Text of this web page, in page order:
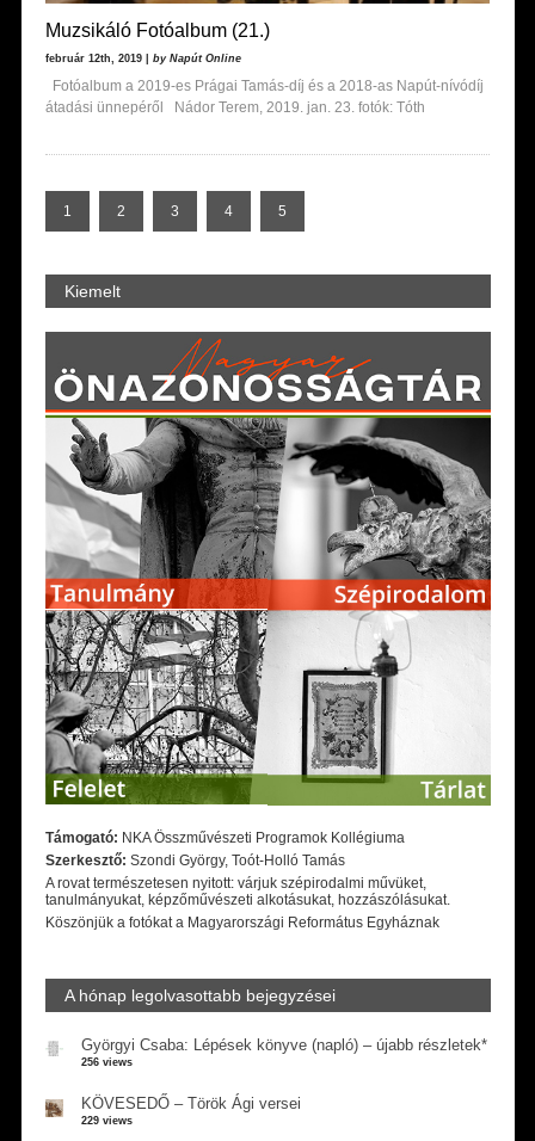
Muzsikáló Fotóalbum (21.)
február 12th, 2019 | by Napút Online
Fotóalbum a 2019-es Prágai Tamás-díj és a 2018-as Napút-nívódíj
átadási ünnepéről Nádor Terem, 2019. jan. 23. fotók: Tóth
1 2 3 4 5
Kiemelt
Támogató: NKA Összművészeti Programok Kollégiuma
Szerkesztő: Szondi György, Toót-Holló Tamás
A rovat természetesen nyitott: várjuk szépirodalmi művüket,
tanulmányukat, képzőművészeti alkotásukat, hozzászólásukat.
Köszönjük a fotókat a Magyarországi Református Egyháznak
A hónap legolvasottabb bejegyzései
Györgyi Csaba: Lépések könyve (napló) – újabb részletek*
256 views
KÖVESEDŐ – Török Ági versei
229 views